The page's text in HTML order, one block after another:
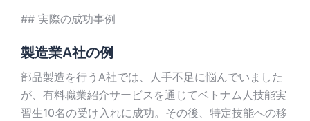
## 実際の成功事例
製造業A社の例
部品製造を行うA社では、人手不足に悩んでいました
が、有料職業紹介サービスを通じてベトナム人技能実
習生10名の受け入れに成功。その後、特定技能への移